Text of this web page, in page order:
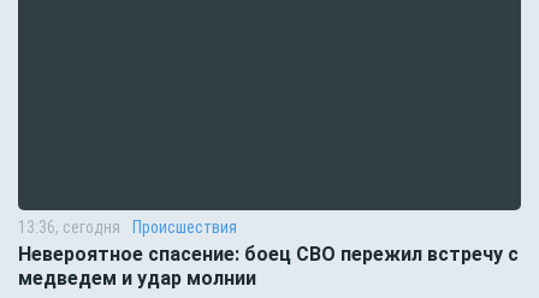
13:36, сегодня Происшествия
Невероятное спасение: боец СВО пережил встречу с
медведем и удар молнии